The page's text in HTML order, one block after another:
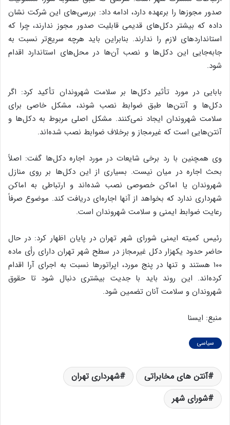
صدور مجوزها را برعهده دارد، ادامه داد: بررسی‌های این شرکت نشان
داده که بیشتر دکل‌های قدیمی قابلیت صدور مجوز ندارند، چرا که
استانداردهای لازم را ندارند. بنابراین باید هرچه سریع‌تر نسبت به
جابه‌جایی این دکل‌ها و نصب آن‌ها در محل‌های استاندارد اقدام
شود.
بابایی در مورد تأثیر دکل‌ها بر سلامت شهروندان تأکید کرد: اگر
دکل‌ها و آنتن‌ها طبق ضوابط نصب شوند، مشکل خاصی برای
سلامت شهروندان ایجاد نمی‌کنند. مشکل اصلی مربوط به دکل‌ها و
آنتن‌هایی است که غیرمجاز و برخلاف ضوابط نصب شده‌اند.
وی همچنین با رد برخی شایعات در مورد اجاره دکل‌ها گفت: اصلاً
بحث اجاره در میان نیست. بسیاری از این دکل‌ها بر روی منازل
شهروندان یا اماکن خصوصی نصب شده‌اند و ارتباطی به اماکن
شهرداری ندارد که بخواهد از آنها اجاره‌ای دریافت کند. موضوع صرفاً
رعایت ضوابط ایمنی و سلامت شهروندان است.
رئیس کمیته ایمنی شورای شهر تهران در پایان اظهار کرد: در حال
حاضر حدود یکهزار دکل غیرمجاز در سطح شهر تهران دارای رأی ماده
۱۰۰ هستند و تنها در پنج مورد، اپراتورها نسبت به اجرای آرا اقدام
کرده‌اند. این روند باید با جدیت بیشتری دنبال شود تا حقوق
شهروندان و سلامت آنان تضمین شود.
منبع: ایسنا
سیاسی
آنتن های مخابراتی
شهرداری تهران
شورای شهر